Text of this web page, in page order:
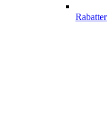
Rabatter